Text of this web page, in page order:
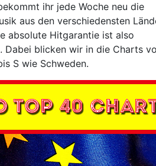
ihr jede Woche neu die
aus den verschiedensten
absolute Hitgarantie ist also
Dabei blicken wir in die Charts
S wie Schweden.